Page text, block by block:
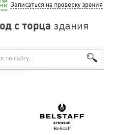
Записаться на проверку зрения
с торца здания
Belstaff